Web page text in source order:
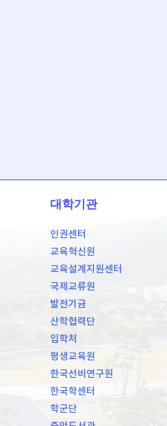
대학기관
인권센터
교육혁신원
교육설계지원센터
국제교류원
발전기금
산학협력단
입학처
평생교육원
한국선비연구원
한국학센터
학군단